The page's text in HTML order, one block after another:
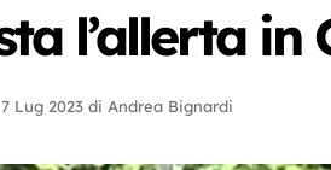
l’allerta
7 Lug 2023 di Andrea Bignardi